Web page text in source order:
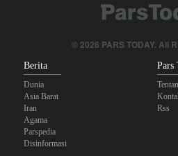
The Economist: Kesepakatan
Trump Ancam Penjara Panjang
Krisis Amunisi Perang Iran
© 2026 PARS TODAY. All
Berita
Dunia
Asia Barat
Iran
Agama
Parspedia
Disinformasi
Pars
Rss